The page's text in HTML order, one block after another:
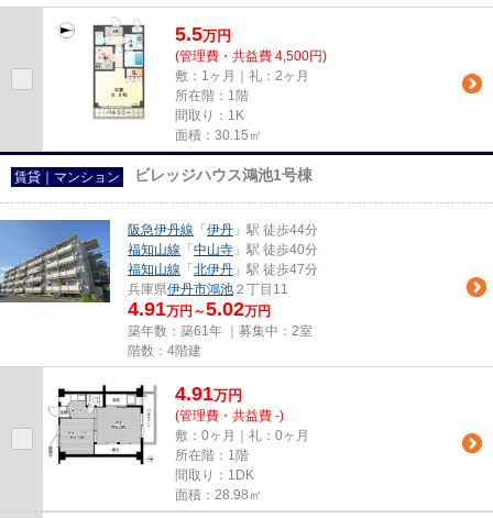
5.5万円
(管理費・共益費 4,500円)
敷：1ヶ月｜礼：2ヶ月
所在階：1階
間取り：1K
面積：30.15㎡
賃貸｜マンション ビレッジハウス鴻池1号棟
阪急伊丹線 「 伊丹 」駅 徒歩44分
福知山線 「 中山寺 」駅 徒歩40分
福知山線 「 北伊丹 」駅 徒歩47分
兵庫県伊丹市鴻池 ２丁目11
4.91万円～5.02万円
築年数：築61年 ｜募集中： 2室
階数：4階建
4.91万円
(管理費・共益費 -)
敷：0ヶ月｜礼：0ヶ月
所在階：1階
間取り：1DK
面積：28.98㎡